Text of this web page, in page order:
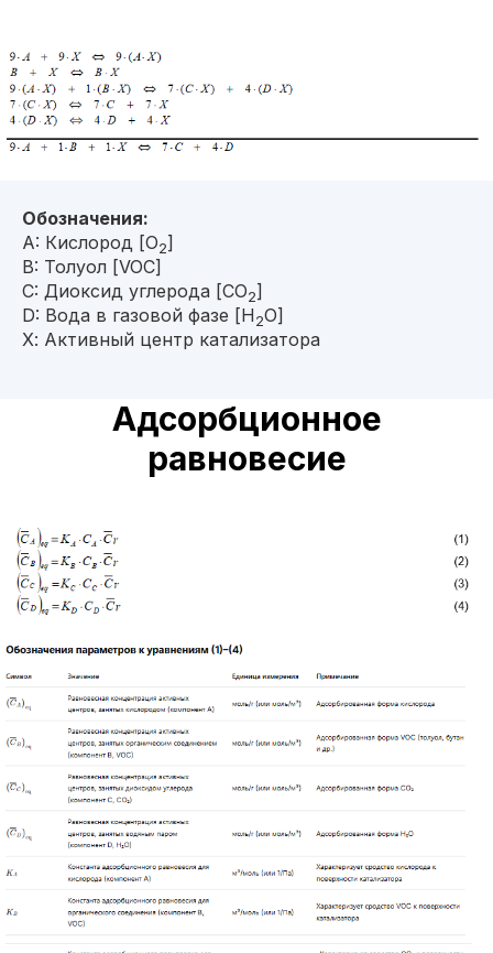
Обозначения:
A: Кислород [O2]
B: Толуол [VOC]
C: Диоксид углерода [CO2]
D: Вода в газовой фазе [H2O]
Х: Активный центр катализатора
Адсорбционное
равновесие